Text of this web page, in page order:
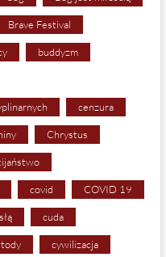
Brave Festival
buddyzm
cenzura
Chrystus
covid COVID 19
cuda
cywilizacja